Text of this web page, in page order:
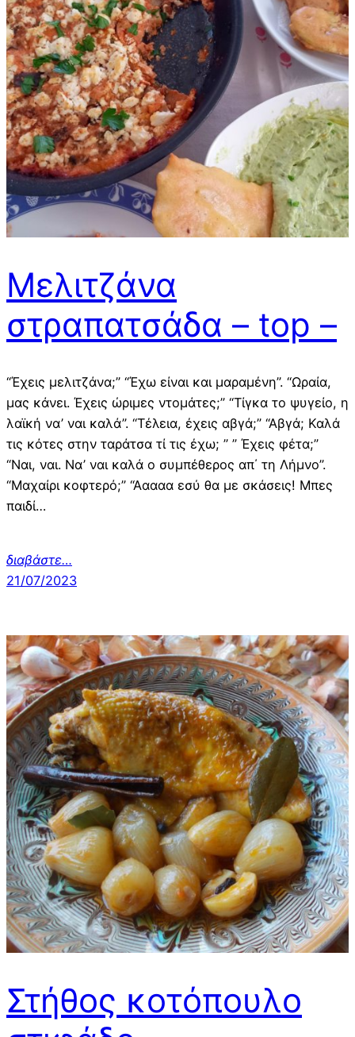
Μελιτζάνα
στραπατσάδα – top –
“Έχεις μελιτζάνα;” “Έχω είναι και μαραμένη”. “Ωραία,
μας κάνει. Έχεις ώριμες ντομάτες;” “Τίγκα το ψυγείο, η
λαϊκή να’ ναι καλά”. “Τέλεια, έχεις αβγά;” “Αβγά; Καλά
τις κότες στην ταράτσα τί τις έχω; ” ” Έχεις φέτα;”
“Ναι, ναι. Να’ ναι καλά ο συμπέθερος απ΄ τη Λήμνο”.
“Μαχαίρι κοφτερό;” “Ααααα εσύ θα με σκάσεις! Μπες
παιδί…
διαβάστε…
21/07/2023
Στήθος κοτόπουλο